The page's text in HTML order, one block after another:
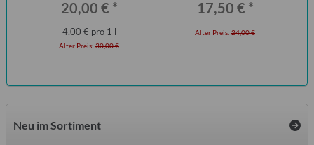
20,00 € *
4,00 € pro 1 l
Alter Preis: 30,00 €
17,50 € *
Alter Preis: 24,00 €
Neu im Sortiment